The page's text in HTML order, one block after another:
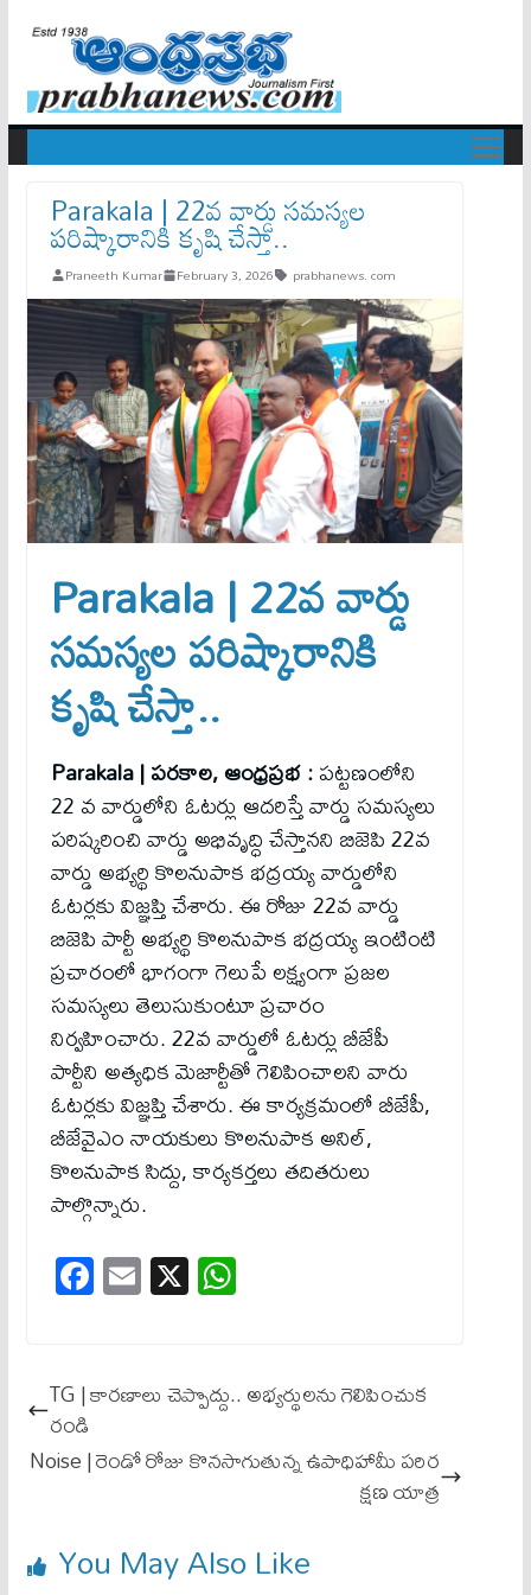
Parakala | 22వ వార్డు సమస్యల
పరిష్కారానికి కృషి చేస్తా..
Praneeth Kumar February 3, 2026 prabhanews. com
Parakala | 22వ వార్డు
సమస్యల పరిష్కారానికి
కృషి చేస్తా..
Parakala | పరకాల, ఆంధ్రప్రభ :పట్టణంలోని
22 వ వార్డులోని ఓటర్లు ఆదరిస్తే వార్డు సమస్యలు
పరిష్కరించి వార్డు అభివృద్ధి చేస్తానని బిజెపి 22వ
వార్డు అభ్యర్థి కొలనుపాక భద్రయ్య వార్డులోని
ఓటర్లకు విజ్ఞప్తి చేశారు. ఈ రోజు 22వ వార్డు
బిజెపి పార్టీ అభ్యర్థి కొలనుపాక భద్రయ్య ఇంటింటి
ప్రచారంలో భాగంగా గెలుపే లక్ష్యంగా ప్రజల
సమస్యలు తెలుసుకుంటూ ప్రచారం
నిర్వహించారు. 22వ వార్డులో ఓటర్లు బీజేపీ
పార్టీని అత్యధిక మెజార్టీతో గెలిపించాలని వారు
ఓటర్లకు విజ్ఞప్తి చేశారు. ఈ కార్యక్రమంలో బీజేపీ,
బీజేవైఎం నాయకులు కొలనుపాక అనిల్,
కొలనుపాక సిద్దు, కార్యకర్తలు తదితరులు
పాల్గొన్నారు.
Fa
ce
ok
E
m
X W
ha
A
TG | కారణాలు చెప్పొద్దు.. అభ్యర్థులను గెలిపించుక
రండి
Noise | రెండో రోజు కొనసాగుతున్న ఉపాధిహామీ పరిర
క్షణ యాత్ర
You May Also Like